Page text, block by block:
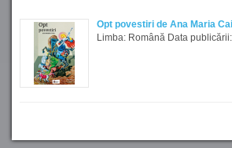
Opt povestiri de Ana Maria
Limba: Română Data